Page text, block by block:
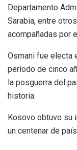
Departamento
Sarabia, entre
acompañadas por
Osmani fue electa
período de cinco
la posguerra del
historia.
​Kosovo obtuvo su
un centenar de